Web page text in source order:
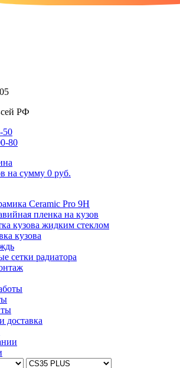
РФ
50
80
на сумму 0 руб.
Ceramic Pro 9H
пленка на кузов
кузова жидким стеклом
кузова
сетки радиатора
доставка